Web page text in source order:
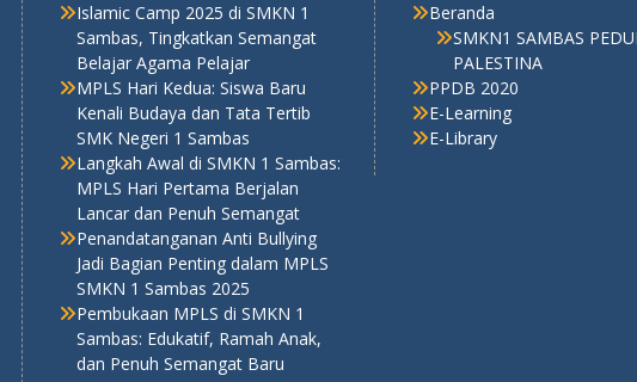
Islamic Camp 2025 di SMKN 1
Sambas, Tingkatkan Semangat
Belajar Agama Pelajar
MPLS Hari Kedua: Siswa Baru
Kenali Budaya dan Tata Tertib
SMK Negeri 1 Sambas
Langkah Awal di SMKN 1 Sambas:
MPLS Hari Pertama Berjalan
Lancar dan Penuh Semangat
Penandatanganan Anti Bullying
Jadi Bagian Penting dalam MPLS
SMKN 1 Sambas 2025
Pembukaan MPLS di SMKN 1
Sambas: Edukatif, Ramah Anak,
dan Penuh Semangat Baru
Beranda
SMKN1 SAMBAS
PALESTINA
PPDB 2020
E-Learning
E-Library